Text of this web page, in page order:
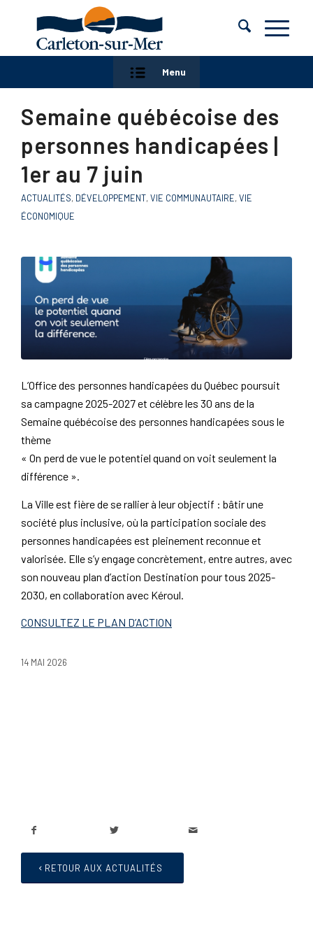
Menu
Semaine québécoise des
personnes handicapées |
1er au 7 juin
ACTUALITÉS, DÉVELOPPEMENT, VIE COMMUNAUTAIRE, VIE
ÉCONOMIQUE
L’Office des personnes handicapées du Québec poursuit
sa campagne 2025-2027 et célèbre les 30 ans de la
Semaine québécoise des personnes handicapées sous le
thème
« On perd de vue le potentiel quand on voit seulement la
différence ».
La Ville est fière de se rallier à leur objectif : bâtir une
société plus inclusive, où la participation sociale des
personnes handicapées est pleinement reconnue et
valorisée. Elle s’y engage concrètement, entre autres, avec
son nouveau plan d’action Destination pour tous 2025-
2030, en collaboration avec Kéroul.
CONSULTEZ LE PLAN D’ACTION
14 MAI 2026
RETOUR AUX ACTUALITÉS